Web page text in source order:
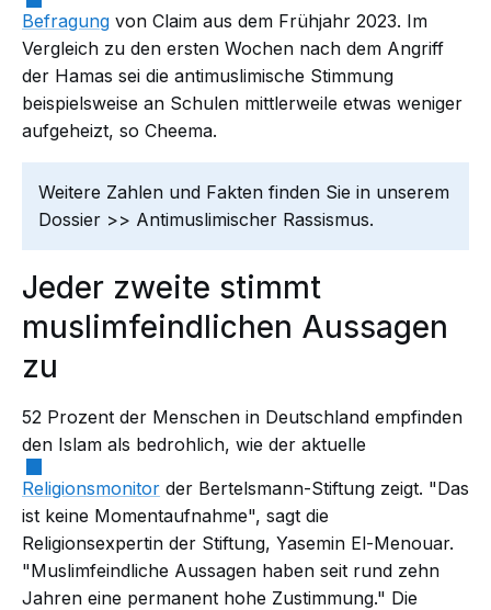
Befragung von Claim aus dem Frühjahr 2023. Im
Vergleich zu den ersten Wochen nach dem Angriff
der Hamas sei die antimuslimische Stimmung
beispielsweise an Schulen mittlerweile etwas weniger
aufgeheizt, so Cheema.
Weitere Zahlen und Fakten finden Sie in unserem
Dossier >> Antimuslimischer Rassismus.
Jeder zweite stimmt
muslimfeindlichen Aussagen
zu
52 Prozent der Menschen in Deutschland empfinden
den Islam als bedrohlich, wie der aktuelle
Religionsmonitor der Bertelsmann-Stiftung zeigt. "Das
ist keine Momentaufnahme", sagt die
Religionsexpertin der Stiftung, Yasemin El-Menouar.
"Muslimfeindliche Aussagen haben seit rund zehn
Jahren eine permanent hohe Zustimmung." Die